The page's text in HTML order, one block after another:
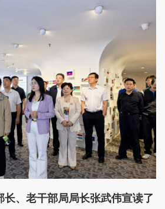
长、老干部局局长张武伟宣读了